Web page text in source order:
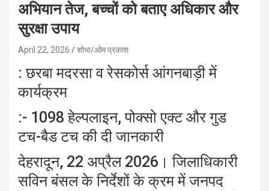
अभियान तेज, बच्चों को बताए अधिकार और
सुरक्षा उपाय
April 22, 2026 शोभा/ओम प्रकाश
: छरबा मदरसा व रेसकोर्स आंगनबाड़ी में
कार्यक्रम
:- 1098 हेल्पलाइन, पोक्सो एक्ट और गुड
टच-बैड टच की दी जानकारी
देहरादून, 22 अप्रैल 2026। जिलाधिकारी
सविन बंसल के निर्देशों के क्रम में जनपद